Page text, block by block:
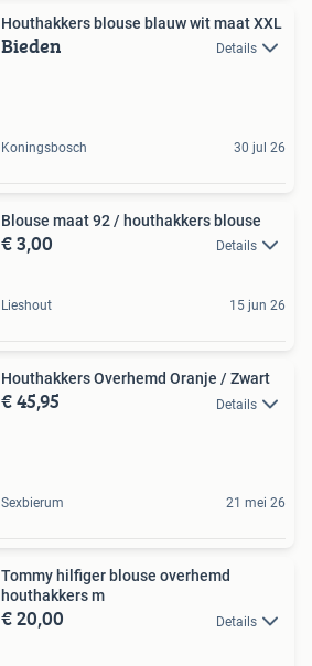
Houthakkers blouse blauw wit maat XXL
Bieden Details
Koningsbosch 30 jul 26
Blouse maat 92 / houthakkers blouse
€ 3,00 Details
Lieshout 15 jun 26
Houthakkers Overhemd Oranje / Zwart
€ 45,95 Details
Sexbierum 21 mei 26
Tommy hilfiger blouse overhemd
houthakkers m
€ 20,00 Details